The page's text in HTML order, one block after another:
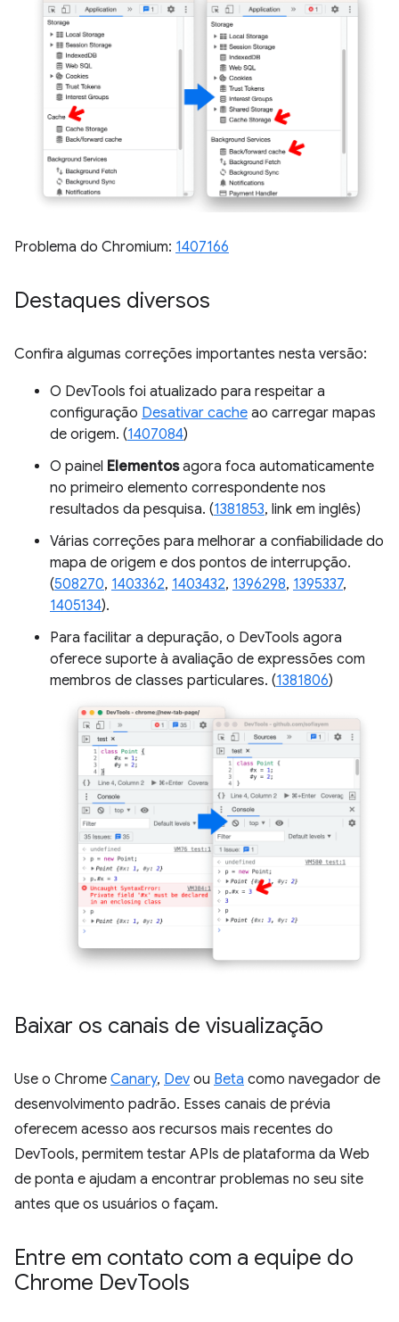
Problema do Chromium: 1407166
Destaques diversos
Confira algumas correções importantes nesta versão:
O DevTools foi atualizado para respeitar a
configuração Desativar cache ao carregar mapas
de origem. (1407084)
O painel Elementosagora foca automaticamente
no primeiro elemento correspondente nos
resultados da pesquisa. (1381853, link em inglês)
Várias correções para melhorar a confiabilidade do
mapa de origem e dos pontos de interrupção.
(508270, 1403362, 1403432, 1396298, 1395337,
1405134).
Para facilitar a depuração, o DevTools agora
oferece suporte à avaliação de expressões com
membros de classes particulares. (1381806)
Baixar os canais de visualização
Use o Chrome Canary, Dev ou Beta como navegador de
desenvolvimento padrão. Esses canais de prévia
oferecem acesso aos recursos mais recentes do
DevTools, permitem testar APIs de plataforma da Web
de ponta e ajudam a encontrar problemas no seu site
antes que os usuários o façam.
Entre em contato com a equipe do
Chrome DevTools